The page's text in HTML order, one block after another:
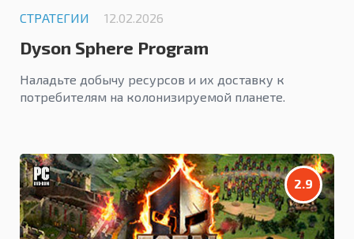
СТРАТЕГИИ 12.02.2026
Dyson Sphere Program
Наладьте добычу ресурсов и их доставку к
потребителям на колонизируемой планете.
2.9